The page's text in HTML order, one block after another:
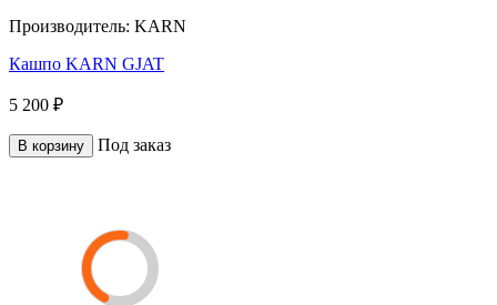
Производитель: KARN
Кашпо KARN GJAT
5 200 ₽
В корзину Под заказ